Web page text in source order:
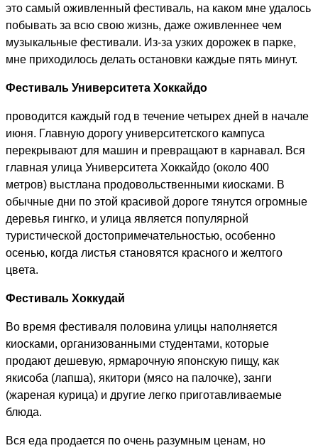
это самый оживленный фестиваль, на каком мне удалось
побывать за всю свою жизнь, даже оживленнее чем
музыкальные фестивали. Из-за узких дорожек в парке,
мне приходилось делать остановки каждые пять минут.
Фестиваль Университета Хоккайдо
проводится каждый год в течение четырех дней в начале
июня. Главную дорогу университетского кампуса
перекрывают для машин и превращают в карнавал. Вся
главная улица Университета Хоккайдо (около 400
метров) выстлана продовольственными киосками. В
обычные дни по этой красивой дороге тянутся огромные
деревья гингко, и улица является популярной
туристической достопримечательностью, особенно
осенью, когда листья становятся красного и желтого
цвета.
Фестиваль Хоккудай
Во время фестиваля половина улицы наполняется
киосками, организованными студентами, которые
продают дешевую, ярмарочную японскую пищу, ​​как
якисоба (лапша), якитори (мясо на палочке), занги
(жареная курица) и другие легко приготавливаемые
блюда.
Вся еда продается по очень разумным ценам, но